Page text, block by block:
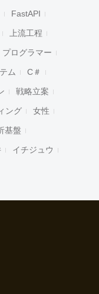
FastAPI
上流工程
プログラマー
ム C＃
戦略立案
ング 女性
基盤
イチジュウ